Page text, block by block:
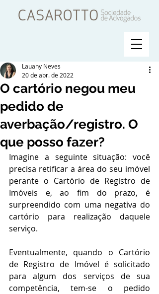
O cartório negou meu
pedido de
averbação/registro. O
que posso fazer?
Lauany Neves
20 de abr. de 2022
Imagine a seguinte situação: você
precisa retificar a área do seu imóvel
perante o Cartório de Registro de
Imóveis e, ao fim do prazo, é
surpreendido com uma negativa do
cartório para realização daquele
serviço.
Eventualmente, quando o Cartório
de Registro de Imóvel é solicitado
para algum dos serviços de sua
competência, tem-se o pedido